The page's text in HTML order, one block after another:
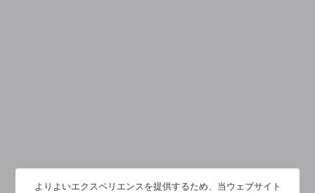
よりよいエクスペリエンスを提供するため、当ウェブサイト